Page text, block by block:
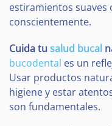
estiramientos
conscientemente.
Cuida tu salud bucal
bucodental es un
Usar productos
higiene y estar
son fundamentales.